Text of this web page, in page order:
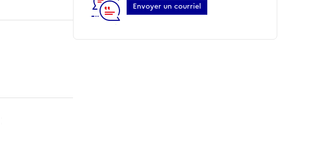
Envoyer un courriel